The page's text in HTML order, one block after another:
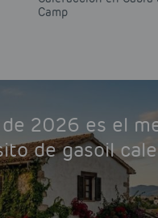
Camp
2026 es el
de gasoil